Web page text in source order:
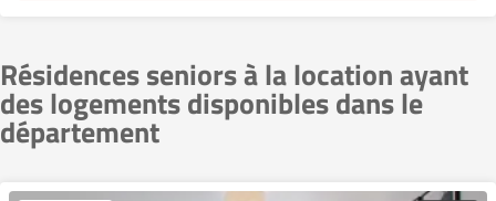
Résidences seniors à la location ayant
des logements disponibles dans le
département